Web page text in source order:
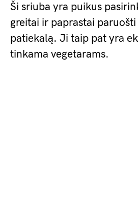
Ši sriuba yra puikus
greitai ir paprastai
patiekalą. Ji taip pat yra
tinkama vegetarams.